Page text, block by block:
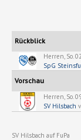
Rückblick
Herren, So.
SpG
Vorschau
Herren, So.
SV Hilsbach
SV Hilsbach auf FuPa